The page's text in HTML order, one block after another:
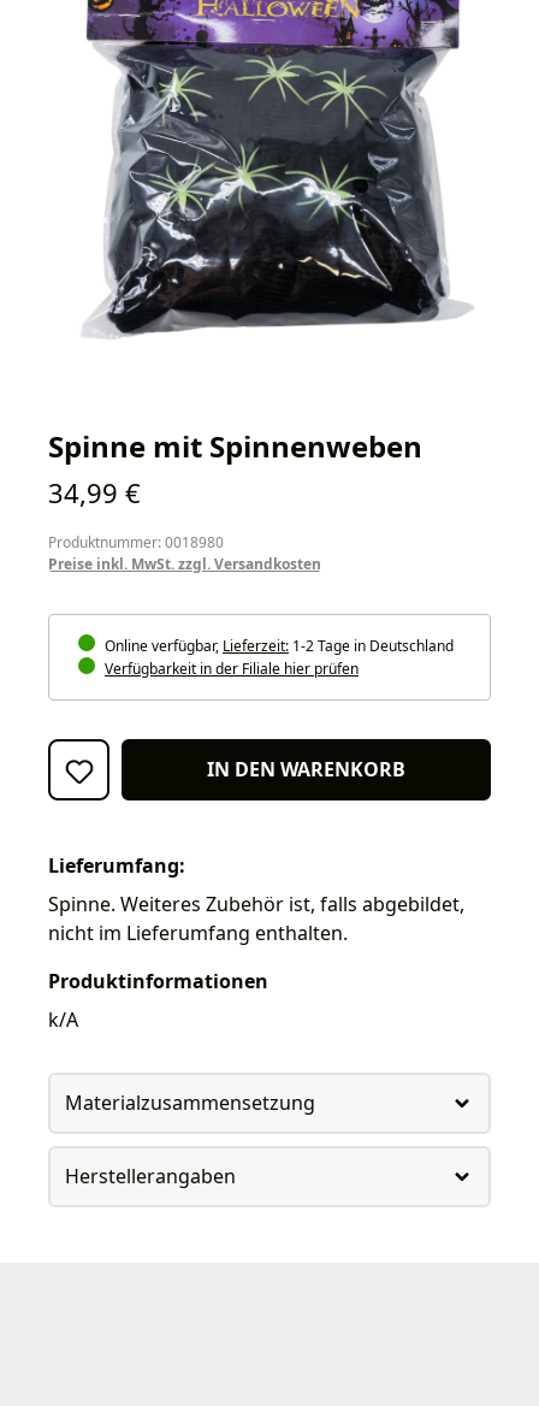
Spinne mit Spinnenweben
Regulärer Preis:
34,99 €
Produktnummer: 0018980
Preise inkl. MwSt. zzgl. Versandkosten
Online verfügbar, Lieferzeit: 1-2 Tage in Deutschland
Verfügbarkeit in der Filiale hier prüfen
IN DEN WARENKORB
Lieferumfang:
Spinne. Weiteres Zubehör ist, falls abgebildet,
nicht im Lieferumfang enthalten.
Produktinformationen
k/A
Materialzusammensetzung
Herstellerangaben